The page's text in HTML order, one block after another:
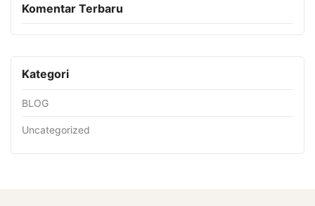
Komentar Terbaru
Kategori
BLOG
Uncategorized